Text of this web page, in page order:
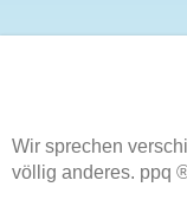
Wir sprechen
völlig anderes. ppq